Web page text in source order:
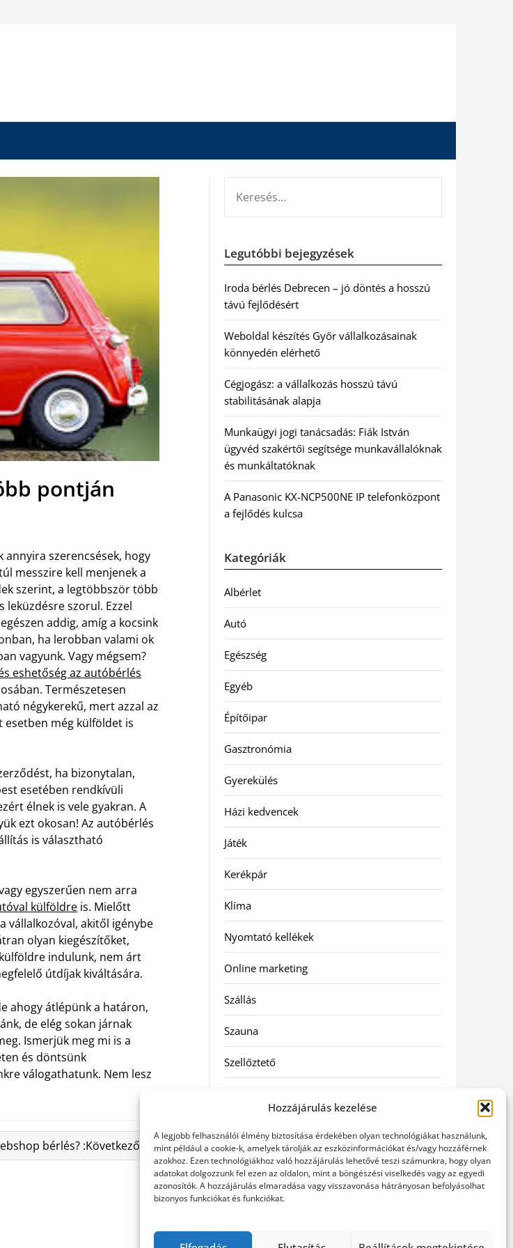
Hozzájárulás kezelése
A legjobb felhasználói élmény biztosítása érdekében olyan technológiákat használunk,
mint például a cookie-k, amelyek tárolják az eszközinformációkat és/vagy hozzáférnek
azokhoz. Ezen technológiákhoz való hozzájárulás lehetővé teszi számunkra, hogy olyan
adatokat dolgozzunk fel ezen az oldalon, mint a böngészési viselkedés vagy az egyedi
azonosítók. A hozzájárulás elmaradása vagy visszavonása hátrányosan befolyásolhat
bizonyos funkciókat és funkciókat.
pontján
annyira szerencsések, hogy
messzire kell menjenek a
szerint, a legtöbbször több
leküzdésre szorul. Ezzel
addig, amíg a kocsink
ha lerobban valami ok
vagyunk. Vagy mégsem?
eshetőség az autóbérlés
Természetesen
négykerekű, mert azzal az
esetben még külföldet is
ha bizonytalan,
esetében rendkívüli
élnek is vele gyakran. A
ezt okosan! Az autóbérlés
is választható
egyszerűen nem arra
külföldre is. Mielőtt
vállalkozóval, akitől igénybe
olyan kiegészítőket,
indulunk, nem árt
útdíjak kiváltására.
ahogy átlépünk a határon,
de elég sokan járnak
Ismerjük meg mi is a
és döntsünk
válogathatunk. Nem lesz
bérlés? :Következő »
Legutóbbi bejegyzések
Iroda bérlés Debrecen – jó döntés a hosszú
távú fejlődésért
Weboldal készítés Győr vállalkozásainak
könnyedén elérhető
Cégjogász: a vállalkozás hosszú távú
stabilitásának alapja
Munkaügyi jogi tanácsadás: Fiák István
ügyvéd szakértői segítsége munkavállalóknak
és munkáltatóknak
A Panasonic KX-NCP500NE IP telefonközpont
a fejlődés kulcsa
Kategóriák
Albérlet
Autó
Egészség
Egyéb
Építőipar
Gasztronómia
Gyerekülés
Házi kedvencek
Játék
Kerékpár
Klíma
Nyomtató kellékek
Online marketing
Szállás
Szauna
Szellőztető
Utazás
Vásárlás